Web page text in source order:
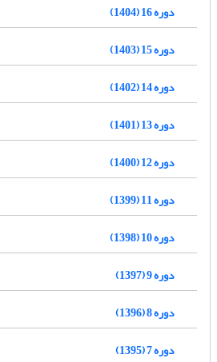
دوره 16 (1404)
دوره 15 (1403)
دوره 14 (1402)
دوره 13 (1401)
دوره 12 (1400)
دوره 11 (1399)
دوره 10 (1398)
دوره 9 (1397)
دوره 8 (1396)
دوره 7 (1395)